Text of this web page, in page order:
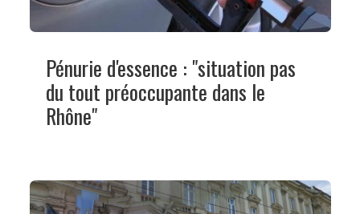
Pénurie d'essence : "situation pas
du tout préoccupante dans le
Rhône"